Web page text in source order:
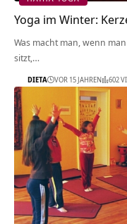
Yoga im Winter:
Was macht man, wenn
sitzt,…
DIETA VOR 15 JAHREN 602